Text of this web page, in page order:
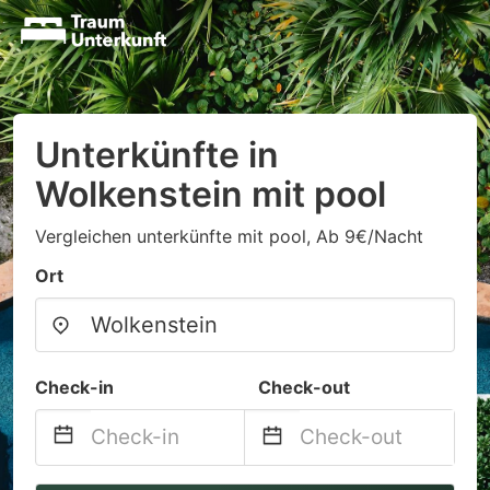
Unterkünfte in
Wolkenstein mit pool
Vergleichen unterkünfte mit pool, Ab 9€/Nacht
Ort
Check-in Check-out
Navigate
Navigate